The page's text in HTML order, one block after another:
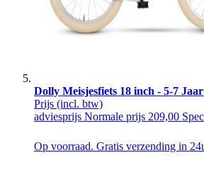
Dolly Meisjesfiets 18 inch - 5-7
Prijs (incl. btw)
adviesprijs Normale prijs 209,00
Op voorraad. Gratis verzending in